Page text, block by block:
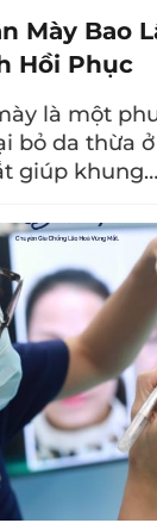
hợp
xệ mí
Thị Thùy
tốt nhất
sĩ tại Dr.
mí trên và
Mày Bao
Hồi Phục
là một
bỏ da thừa
giúp khung…